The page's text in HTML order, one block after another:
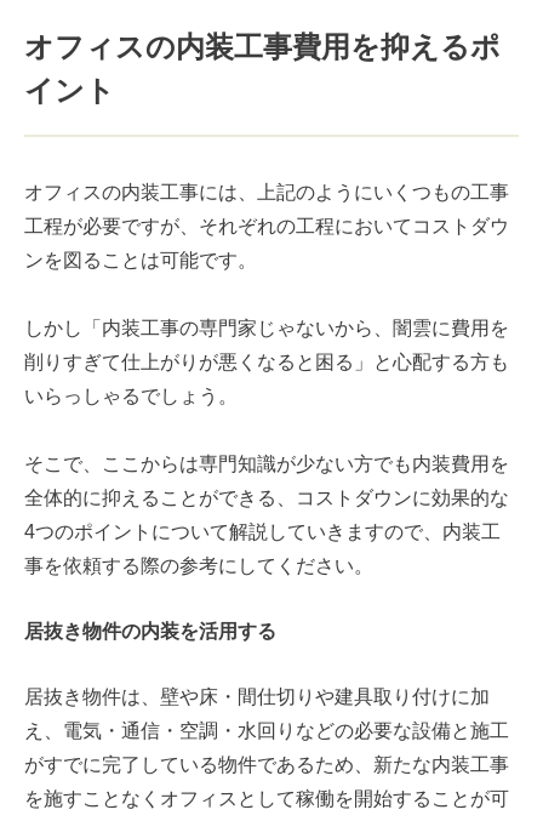
#こだわりオフィス #コスト #コミュニケーション
#フリーアドレス
オフィスの内装工事費用を抑えるポ
イント
オフィスの内装工事には、上記のようにいくつもの工事
工程が必要ですが、それぞれの工程においてコストダウ
ンを図ることは可能です。
しかし「内装工事の専門家じゃないから、闇雲に費用を
削りすぎて仕上がりが悪くなると困る」と心配する方も
いらっしゃるでしょう。
そこで、ここからは専門知識が少ない方でも内装費用を
全体的に抑えることができる、コストダウンに効果的な
4つのポイントについて解説していきますので、内装工
事を依頼する際の参考にしてください。
居抜き物件の内装を活用する
居抜き物件は、壁や床・間仕切りや建具取り付けに加
え、電気・通信・空調・水回りなどの必要な設備と施工
がすでに完了している物件であるため、新たな内装工事
を施すことなくオフィスとして稼働を開始することが可